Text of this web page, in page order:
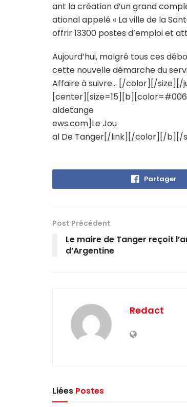
ant la création d’un grand
ational appelé « La ville de la
offrir 13300 postes d’emploi et
Aujourd’hui, malgré tous ces
cette nouvelle démarche du
Affaire à suivre… [/color][/size][/
aldetange
ews.com]Le Jou
al De Tanger[/link][/color][/b][/
Partager
Post Précédent
Le maire de Tanger reçoit
d’Argentine
Redact
Liées Postes